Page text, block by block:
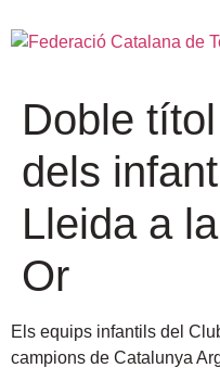
Doble
dels
Lleida a
Or
Els equips infantils del
campions de Catalunya